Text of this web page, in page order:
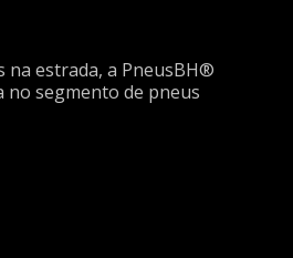
na estrada, a PneusBH®
segmento de pneus